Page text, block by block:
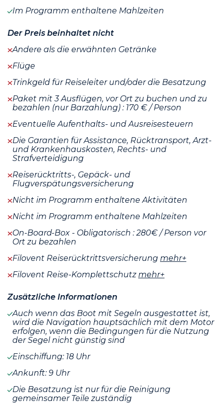
Im Programm enthaltene Mahlzeiten
Der Preis beinhaltet nicht
Andere als die erwähnten Getränke
Flüge
Trinkgeld für Reiseleiter und/oder die Besatzung
Paket mit 3 Ausflügen, vor Ort zu buchen und zu
bezahlen (nur Barzahlung) : 170 € / Person
Eventuelle Aufenthalts- und Ausreisesteuern
Die Garantien für Assistance, Rücktransport, Arzt-
und Krankenhauskosten, Rechts- und
Strafverteidigung
Reiserücktritts-, Gepäck- und
Flugverspätungsversicherung
Nicht im Programm enthaltene Aktivitäten
Nicht im Programm enthaltene Mahlzeiten
On-Board-Box - Obligatorisch : 280€ / Person vor
Ort zu bezahlen
Filovent Reiserücktrittsversicherung mehr+
Filovent Reise-Komplettschutzmehr+
Zusätzliche Informationen
Auch wenn das Boot mit Segeln ausgestattet ist,
wird die Navigation hauptsächlich mit dem Motor
erfolgen, wenn die Bedingungen für die Nutzung
der Segel nicht günstig sind
Einschiffung: 18 Uhr
Ankunft: 9 Uhr
Die Besatzung ist nur für die Reinigung
gemeinsamer Teile zuständig